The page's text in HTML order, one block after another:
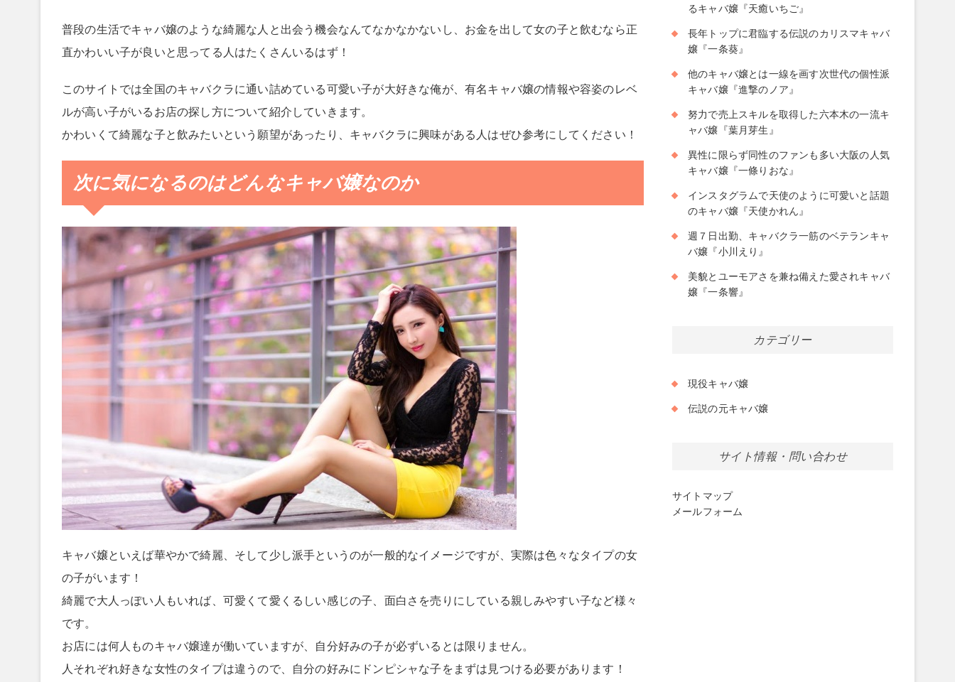
普段の生活でキャバ嬢のような綺麗な人と出会う機会なんてなかなかないし、お金を出して女の子と飲むなら正
直かわいい子が良いと思ってる人はたくさんいるはず！
このサイトでは全国のキャバクラに通い詰めている可愛い子が大好きな俺が、有名キャバ嬢の情報や容姿のレベ
ルが高い子がいるお店の探し方について紹介していきます。
かわいくて綺麗な子と飲みたいという願望があったり、キャバクラに興味がある人はぜひ参考にしてください！
次に気になるのはどんなキャバ嬢なのか
キャバ嬢といえば華やかで綺麗、そして少し派手というのが一般的なイメージですが、実際は色々なタイプの女
の子がいます！
綺麗で大人っぽい人もいれば、可愛くて愛くるしい感じの子、面白さを売りにしている親しみやすい子など様々
です。
お店には何人ものキャバ嬢達が働いていますが、自分好みの子が必ずいるとは限りません。
人それぞれ好きな女性のタイプは違うので、自分の好みにドンピシャな子をまずは見つける必要があります！
るキャバ嬢『天癒いちご』
長年トップに君臨する伝説のカリスマキャバ
嬢『一条葵』
他のキャバ嬢とは一線を画す次世代の個性派
キャバ嬢『進撃のノア』
努力で売上スキルを取得した六本木の一流キ
ャバ嬢『葉月芽生』
異性に限らず同性のファンも多い大阪の人気
キャバ嬢『一條りおな』
インスタグラムで天使のように可愛いと話題
のキャバ嬢『天使かれん』
週７日出勤、キャバクラ一筋のベテランキャ
バ嬢『小川えり』
美貌とユーモアさを兼ね備えた愛されキャバ
嬢『一条響』
カテゴリー
現役キャバ嬢
伝説の元キャバ嬢
サイト情報・問い合わせ
サイトマップ
メールフォーム